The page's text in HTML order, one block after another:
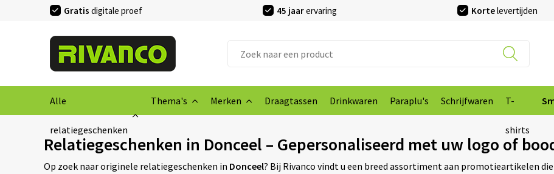
Gratis digitale proef 45 jaarervaring Kortelevertijden
Alle
relatiegeschenken
Thema's Merken Draagtassen Drinkwaren Paraplu's Schrijfwaren T-
shirts
Relatiegeschenken in Donceel – Gepersonaliseerd met uw logo of
Op zoek naar originele relatiegeschenken in Donceel? Bij Rivanco vindt u een breed assortiment aan promotieartikelen